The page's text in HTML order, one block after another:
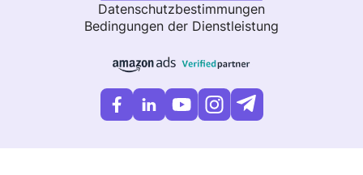
Datenschutzbestimmungen
Bedingungen der Dienstleistung